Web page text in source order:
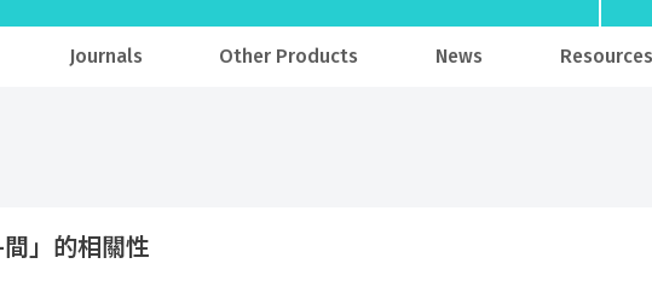
Journals Other Products News Resources
」的相關性